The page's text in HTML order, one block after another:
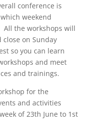
conference is
weekend
the workshops will
close on Sunday
so you can learn
and meet
and trainings.
for the
and activities
of 23th June to 1st